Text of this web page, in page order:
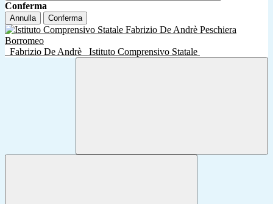
Conferma
Annulla Conferma
Fabrizio De Andrè Istituto Comprensivo Statale